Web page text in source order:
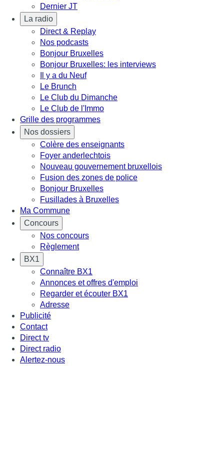
Dernier JT
La radio
Direct & Replay
Nos podcasts
Bonjour Bruxelles
Bonjour Bruxelles: les interviews
Il y a du Neuf
Le Brunch
Le Club du Dimanche
Le Club de l'Immo
Grille des programmes
Nos dossiers
Colère des enseignants
Foyer anderlechtois
Nouveau gouvernement bruxellois
Fusion des zones de police
Bonjour Bruxelles
Fusillades à Bruxelles
Ma Commune
Concours
Nos concours
Règlement
BX1
Connaître BX1
Annonces et offres d'emploi
Regarder et écouter BX1
Adresse
Publicité
Contact
Direct tv
Direct radio
Alertez-nous